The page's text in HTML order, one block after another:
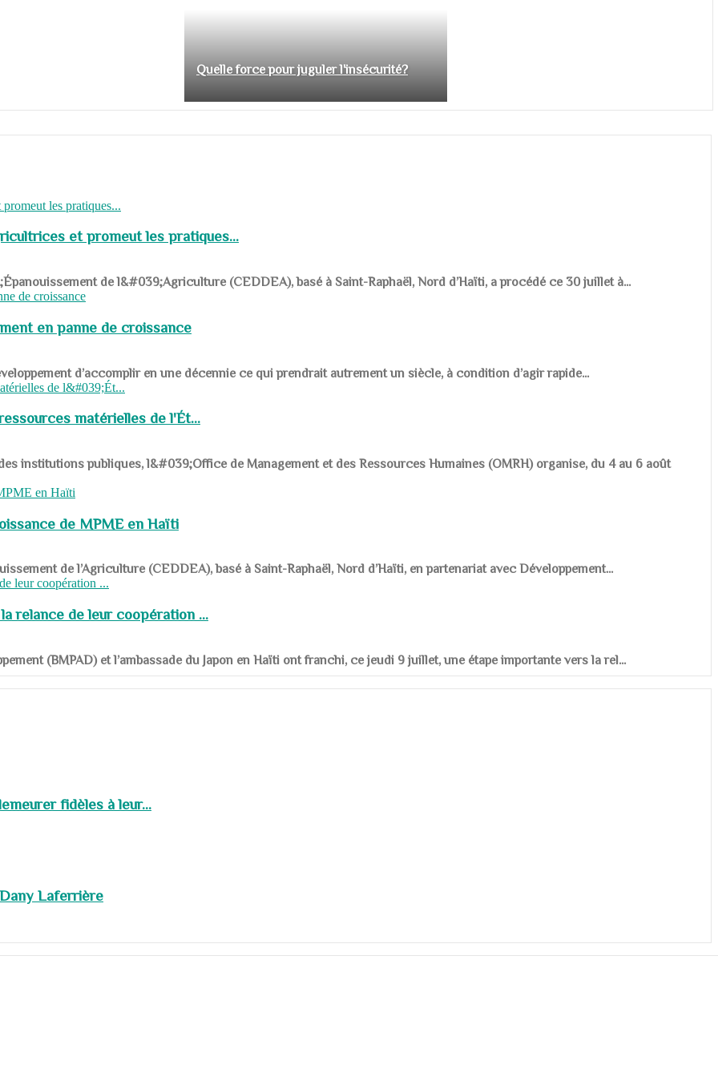
Quelle force pour juguler l'insécurité?
et promeut les pratiques...
de l&#039;Agriculture (CEDDEA), basé à Saint-Raphaël, Nord d’Haïti, a procédé ce 30 juillet à...
en panne de croissance
d’accomplir en une décennie ce qui prendrait autrement un siècle, à condition d’agir rapide...
matérielles de l'Ét...
institutions publiques, l&#039;Office de Management et des Ressources Humaines (OMRH) organise, du 4 au 6 août
de MPME en Haïti
de l’Agriculture (CEDDEA), basé à Saint-Raphaël, Nord d’Haïti, en partenariat avec Développement...
relance de leur coopération ...
(BMPAD) et l’ambassade du Japon en Haïti ont franchi, ce jeudi 9 juillet, une étape importante vers la rel...
fidèles à leur...
Laferrière